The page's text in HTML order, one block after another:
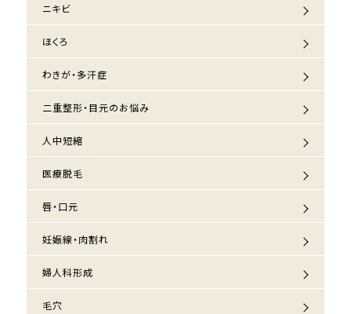
ニキビ
ほくろ
わきが・多汗症
二重整形・目元のお悩み
人中短縮
医療脱毛
唇・口元
妊娠線・肉割れ
婦人科形成
毛穴